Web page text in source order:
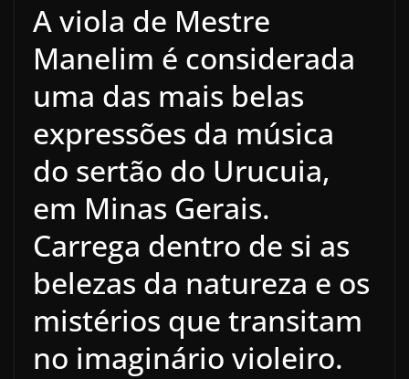
A viola de Mestre
Manelim é considerada
uma das mais belas
expressões da música
do sertão do Urucuia,
em Minas Gerais.
Carrega dentro de si as
belezas da natureza e os
mistérios que transitam
no imaginário violeiro.